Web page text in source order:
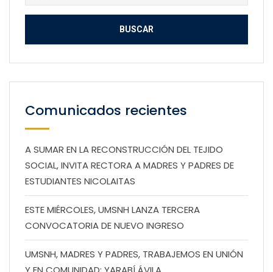
Comunicados recientes
A SUMAR EN LA RECONSTRUCCIÓN DEL TEJIDO
SOCIAL, INVITA RECTORA A MADRES Y PADRES DE
ESTUDIANTES NICOLAITAS
ESTE MIÉRCOLES, UMSNH LANZA TERCERA
CONVOCATORIA DE NUEVO INGRESO
UMSNH, MADRES Y PADRES, TRABAJEMOS EN UNIÓN